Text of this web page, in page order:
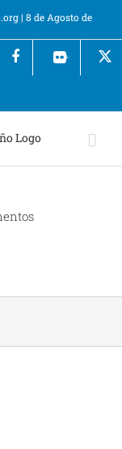
| 8 de Agosto de
+